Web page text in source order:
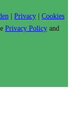
| Privacy | Cookies
Privacy Policy and